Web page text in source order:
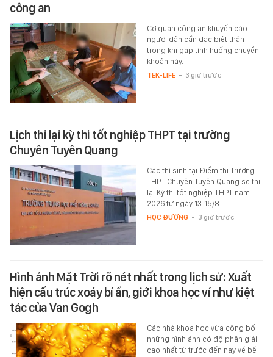
công an
Cơ quan công an khuyến cáo
người dân cần đặc biệt thận
trọng khi gặp tình huống chuyển
khoản này.
TEK-LIFE - 3 giờ trước
Lịch thi lại kỳ thi tốt nghiệp THPT tại trường
Chuyên Tuyên Quang
Các thí sinh tại Điểm thi Trường
THPT Chuyên Tuyên Quang sẽ thi
lại Kỳ thi tốt nghiệp THPT năm
2026 từ ngày 13-15/8.
HỌC ĐƯỜNG - 3 giờ trước
Hình ảnh Mặt Trời rõ nét nhất trong lịch sử: Xuất
hiện cấu trúc xoáy bí ẩn, giới khoa học ví như kiệt
tác của Van Gogh
Các nhà khoa học vừa công bố
những hình ảnh có độ phân giải
cao nhất từ trước đến nay về bề